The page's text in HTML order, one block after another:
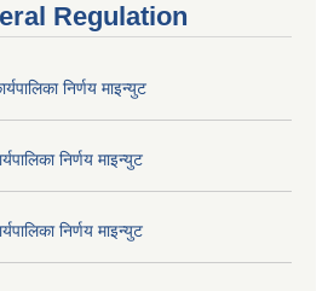
Regulation
निर्णय माइन्युट
निर्णय माइन्युट
निर्णय माइन्युट